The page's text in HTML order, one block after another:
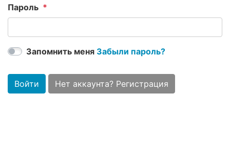
Пароль
Запомнить меня Забыли пароль?
Войти Нет аккаунта? Регистрация